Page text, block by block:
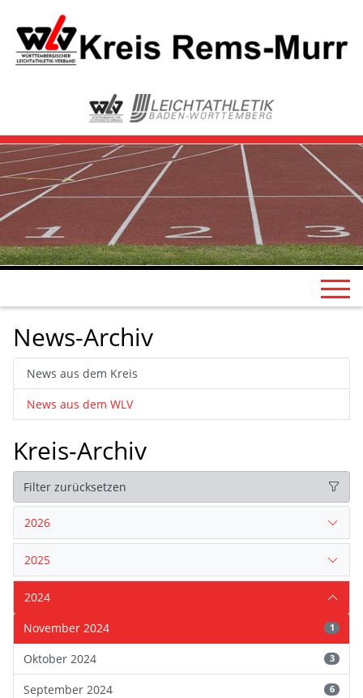
News-Archiv
News aus dem Kreis
News aus dem WLV
Kreis-Archiv
Filter zurücksetzen
2026
2025
2024
November 2024
1
Oktober 2024 3
September 2024 6